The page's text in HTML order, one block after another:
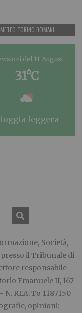
METEO TORINO DOMANI
del 11 August
31°C
pioggia leggera
Società,
il Tribunale di
responsabile
Emanuele II, 167
N. REA: To 1187150
opinioni: